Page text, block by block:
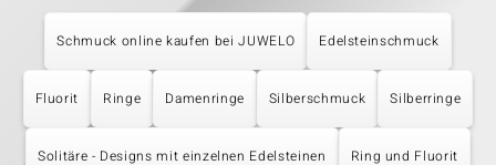
Schmuck online kaufen bei JUWELO Edelsteinschmuck
Fluorit Ringe Damenringe Silberschmuck Silberringe
Solitäre - Designs mit einzelnen Edelsteinen Ring und Fluorit